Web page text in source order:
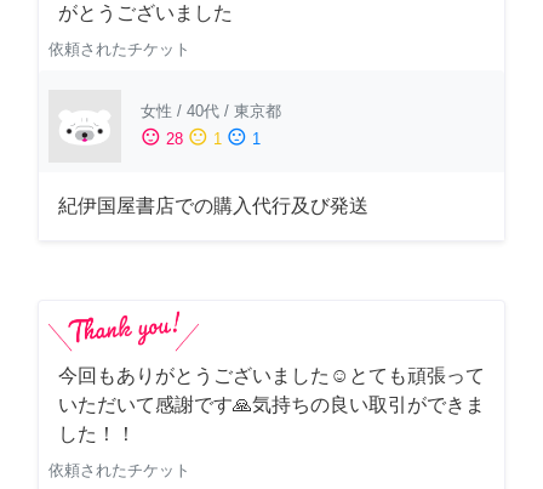
がとうございました
依頼されたチケット
女性 / 40代 / 東京都
sentiment_satisfied 28 sentiment_neutral 1 sentiment_dissatisfied 1
紀伊国屋書店での購入代行及び発送
今回もありがとうございました☺️とても頑張って
いただいて感謝です🙏気持ちの良い取引ができま
した！！
依頼されたチケット